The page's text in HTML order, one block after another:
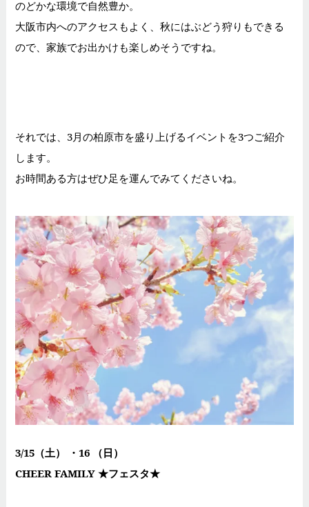
のどかな環境で自然豊か。
大阪市内へのアクセスもよく、秋にはぶどう狩りもできる
ので、家族でお出かけも楽しめそうですね。
それでは、3月の柏原市を盛り上げるイベントを3つご紹介
します。
お時間ある方はぜひ足を運んでみてくださいね。
3/15（土） ・16 （日）
CHEER FAMILY ★フェスタ★